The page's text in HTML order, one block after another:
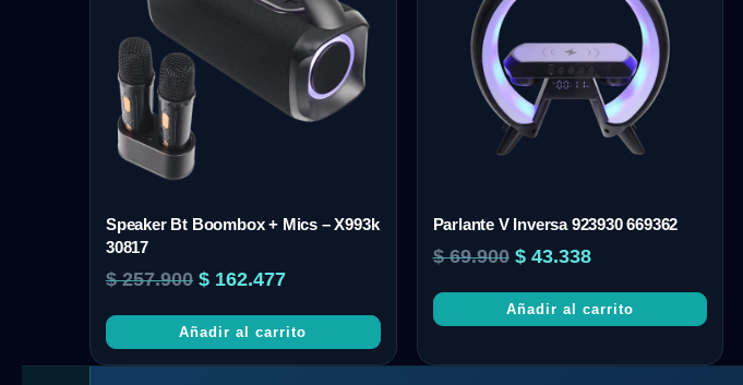
Speaker Bt Boombox + Mics – X993k
30817
$257.900 $ 162.477
Añadir al carrito
Parlante V Inversa 923930 669362
$69.900 $43.338
Añadir al carrito